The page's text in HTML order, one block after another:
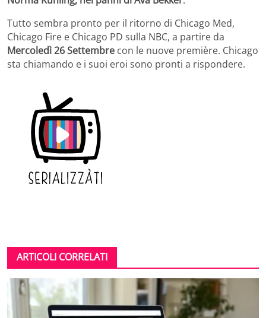
Tutto sembra pronto per il ritorno di Chicago Med,
Chicago Fire e Chicago PD sulla NBC, a partire da
Mercoledì 26 Settembre con le nuove première. Chicago
sta chiamando e i suoi eroi sono pronti a rispondere.
ARTICOLI CORRELATI